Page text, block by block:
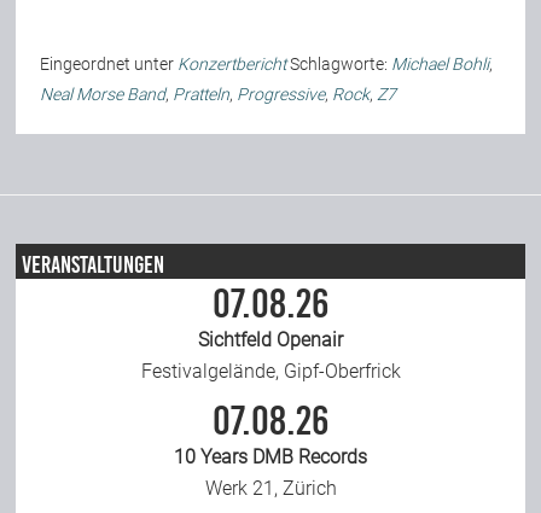
Team
Join Us
Eingeordnet unter KonzertberichtSchlagworte: Michael Bohli,
Neal Morse Band, Pratteln, Progressive, Rock, Z7
Veranstaltungen
07.08.26
Sichtfeld Openair
Festivalgelände, Gipf-Oberfrick
07.08.26
10 Years DMB Records
Werk 21, Zürich